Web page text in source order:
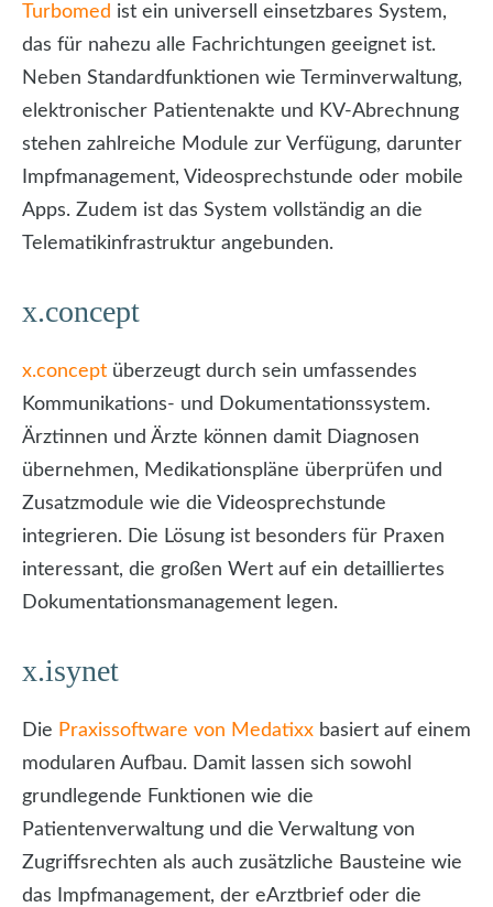
Turbomed ist ein universell einsetzbares System,
das für nahezu alle Fachrichtungen geeignet ist.
Neben Standardfunktionen wie Terminverwaltung,
elektronischer Patientenakte und KV-Abrechnung
stehen zahlreiche Module zur Verfügung, darunter
Impfmanagement, Videosprechstunde oder mobile
Apps. Zudem ist das System vollständig an die
Telematikinfrastruktur angebunden.
x.concept
x.concept überzeugt durch sein umfassendes
Kommunikations- und Dokumentationssystem.
Ärztinnen und Ärzte können damit Diagnosen
übernehmen, Medikationspläne überprüfen und
Zusatzmodule wie die Videosprechstunde
integrieren. Die Lösung ist besonders für Praxen
interessant, die großen Wert auf ein detailliertes
Dokumentationsmanagement legen.
x.isynet
Die Praxissoftware von Medatixx basiert auf einem
modularen Aufbau. Damit lassen sich sowohl
grundlegende Funktionen wie die
Patientenverwaltung und die Verwaltung von
Zugriffsrechten als auch zusätzliche Bausteine wie
das Impfmanagement, der eArztbrief oder die